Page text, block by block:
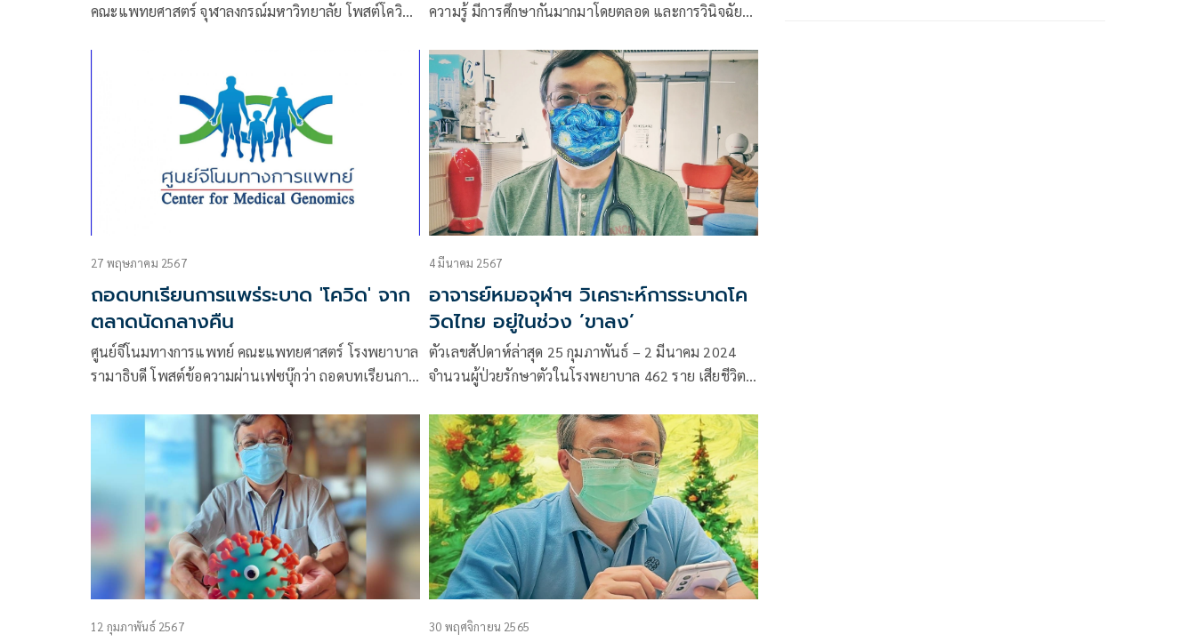
คณะแพทยศาสตร์ จุฬาลงกรณ์มหาวิทยาลัย โพสต์โควิด
ความรู้ มีการศึกษากันมากมาโดยตลอด และการวินิจฉัยก็
27 พฤษภาคม 2567
ถอดบทเรียนการแพร่ระบาด 'โควิด' จาก
ตลาดนัดกลางคืน
ศูนย์จีโนมทางการแพทย์ คณะแพทยศาสตร์ โรงพยาบาล
รามาธิบดี โพสต์ข้อความผ่านเฟซบุ๊กว่า ถอดบทเรียนการ
night market) ซึ่งไม่มีแสงแดด
4 มีนาคม 2567
อาจารย์หมอจุฬาฯ วิเคราะห์การระบาดโค
วิดไทย อยู่ในช่วง ’ขาลง’
ตัวเลขสัปดาห์ล่าสุด 25 กุมภาพันธ์ – 2 มีนาคม 2024
จำนวนผู้ป่วยรักษาตัวในโรงพยาบาล 462 ราย เสียชีวิต 2
12 กุมภาพันธ์ 2567 30 พฤศจิกายน 2565